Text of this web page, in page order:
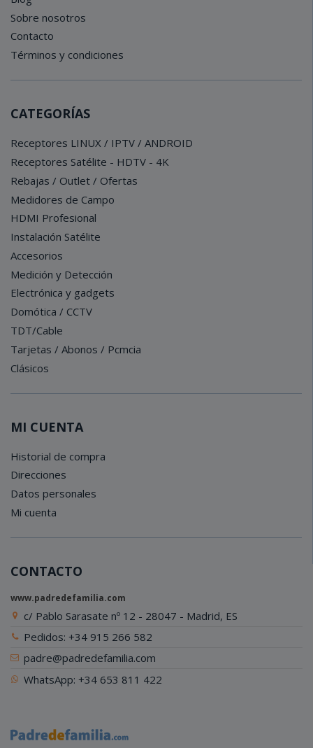
Sobre nosotros
Contacto
Términos y condiciones
CATEGORÍAS
Receptores LINUX / IPTV / ANDROID
Receptores Satélite - HDTV - 4K
Rebajas / Outlet / Ofertas
Medidores de Campo
HDMI Profesional
Instalación Satélite
Accesorios
Medición y Detección
Electrónica y gadgets
Domótica / CCTV
TDT/Cable
Tarjetas / Abonos / Pcmcia
Clásicos
MI CUENTA
Historial de compra
Direcciones
Datos personales
Mi cuenta
CONTACTO
www.padredefamilia.com
c/ Pablo Sarasate nº 12 - 28047 - Madrid, ES
Pedidos: +34 915 266 582
padre@padredefamilia.com
WhatsApp: +34 653 811 422